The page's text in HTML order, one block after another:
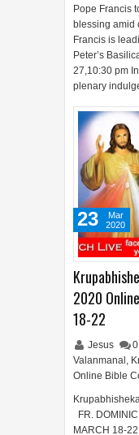
Pope Francis
blessing amid
Francis is
Peter’s
27,10:30 pm
plenary
2020
18-22
Jesus 0
Valanmanal ,
Online Bible
FR.
MARCH 18-
23
Mar
2020